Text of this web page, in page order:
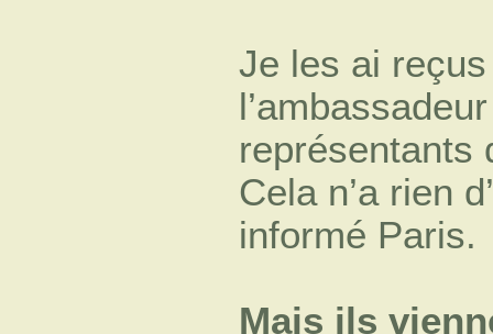
Je les ai
représentants
Cela n’a rien
informé Paris.
Mais ils